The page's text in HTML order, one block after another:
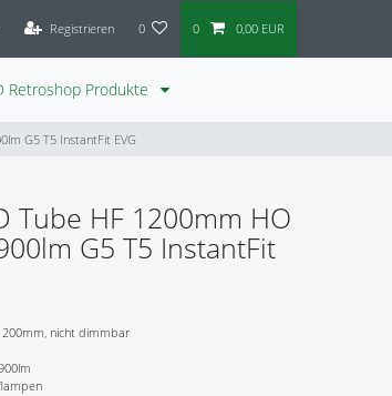
Registrieren 0 0 0,00 EUR
Retroshop Produkte
G5 T5 InstantFit EVG
Tube HF 1200mm HO
G5 T5 InstantFit
nicht dimmbar